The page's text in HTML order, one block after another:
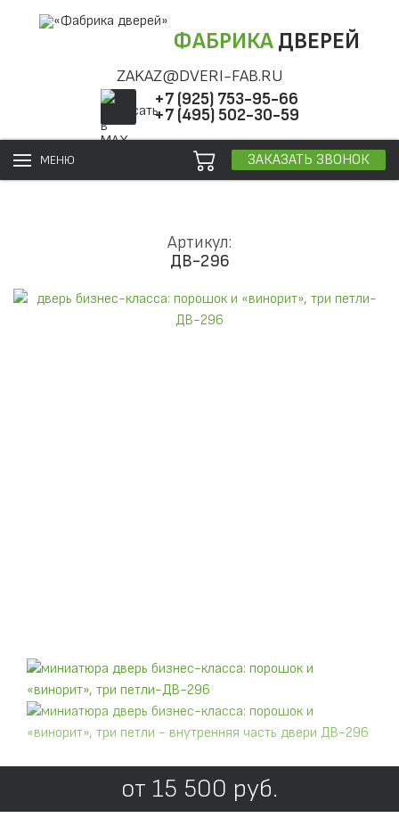
ФАБРИКАДВЕРЕЙ
ZAKAZ@DVERI-FAB.RU
+7 (925) 753-95-66
+7 (495) 502-30-59
МЕНЮ ЗАКАЗАТЬ ЗВОНОК
Артикул:
ДВ-296
от 15 500 руб.